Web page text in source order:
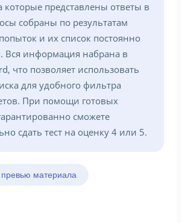
которые представлены ответы в
собраны по результатам
и их список постоянно
Вся информация набрана в
что позволяет использовать
для удобного фильтра
При помощи готовых
сможете
сдать тест на оценку 4 или 5.
материала